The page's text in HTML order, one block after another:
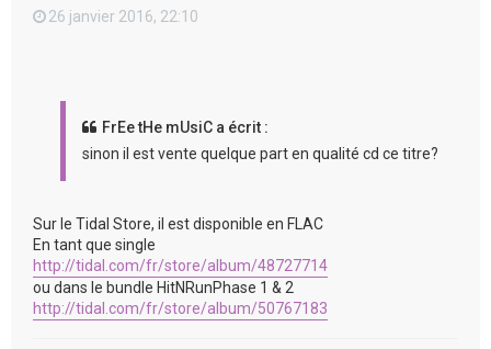
26 janvier 2016, 22:10
FrEe tHe mUsiC a écrit :
sinon il est vente quelque part en qualité cd ce titre?
Sur le Tidal Store, il est disponible en FLAC
En tant que single
http://tidal.com/fr/store/album/48727714
ou dans le bundle HitNRunPhase 1 & 2
http://tidal.com/fr/store/album/50767183